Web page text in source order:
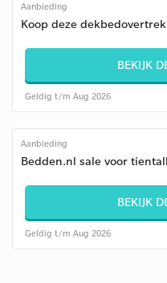
Aanbieding
Koop deze
BEKIJK
Geldig t/m Aug 2026
Aanbieding
Bedden.nl sale voor
BEKIJK
Geldig t/m Aug 2026